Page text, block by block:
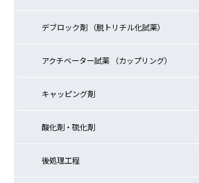
デブロック剤 （脱トリチル化試薬）
アクチベーター試薬 （カップリング）
キャッピング剤
酸化剤・硫化剤
後処理工程